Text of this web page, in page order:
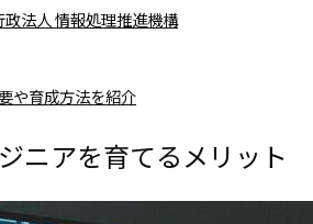
法人 情報処理推進機構
や育成方法を紹介
ニアを育てるメリット